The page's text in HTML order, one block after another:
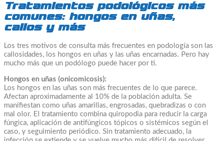
Tratamientos podológicos más
comunes: hongos en uñas,
callos y más
Los tres motivos de consulta más frecuentes en podología son las
callosidades, los hongos en uñas y las uñas encarnadas. Pero hay
mucho más que un podólogo puede hacer por ti.
Hongos en uñas (onicomicosis):
Los hongos en las uñas son más frecuentes de lo que parece.
Afectan aproximadamente al 10% de la población adulta. Se
manifiestan como uñas amarillas, engrosadas, quebradizas o con
mal olor. El tratamiento combina quiropodia para reducir la carga
fúngica, aplicación de antifúngicos tópicos o sistémicos según el
caso, y seguimiento periódico. Sin tratamiento adecuado, la